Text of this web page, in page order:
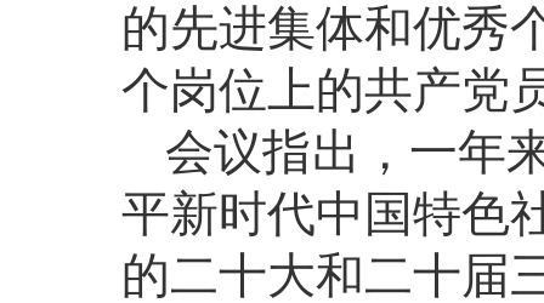
的先进集体和优秀
个岗位上的共产党
会议指出，一年
平新时代中国特色
的二十大和二十届